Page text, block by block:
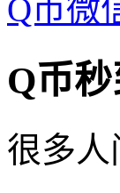
Q币微
Q币
很多